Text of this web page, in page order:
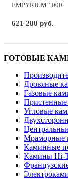
EMPYRIUM 1000
621 280 руб.
ГОТОВЫЕ
Дровяные
Газовые
Угловые
Мраморные
Каминные
Камины Hi-